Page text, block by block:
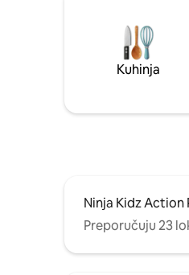
Kuhinja
Ninja Kidz Action
Preporučuju 23